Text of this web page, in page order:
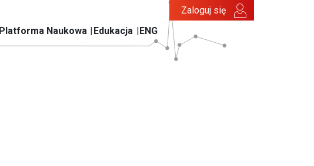
Platforma Naukowa Edukacja ENG
Zaloguj się